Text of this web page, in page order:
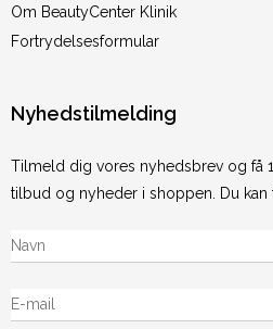
Om BeautyCenter Klinik
Fortrydelsesformular
Nyhedstilmelding
Tilmeld dig vores nyhedsbrev og få
tilbud og nyheder i shoppen. Du kan